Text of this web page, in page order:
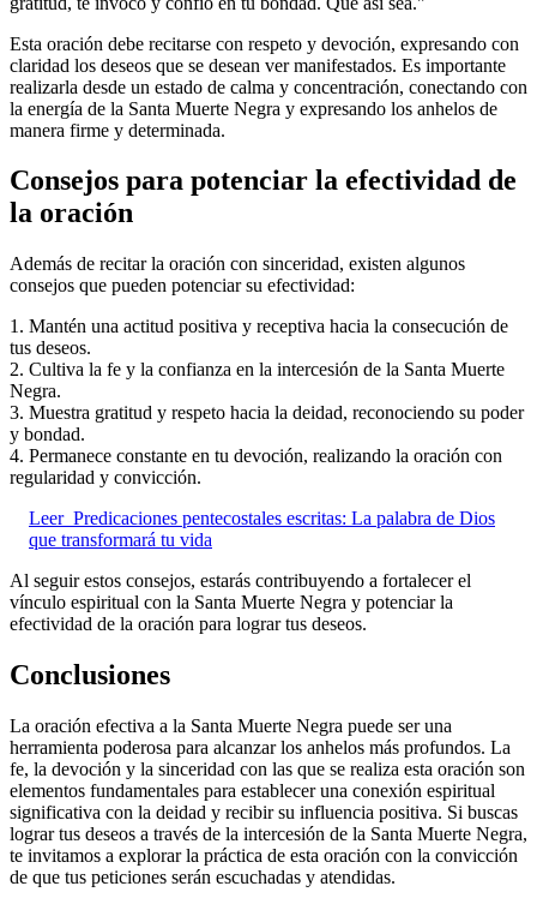
Esta oración debe recitarse con respeto y devoción, expresando con
claridad los deseos que se desean ver manifestados. Es importante
realizarla desde un estado de calma y concentración, conectando con
la energía de la Santa Muerte Negra y expresando los anhelos de
manera firme y determinada.
Consejos para potenciar la efectividad de
la oración
Además de recitar la oración con sinceridad, existen algunos
consejos que pueden potenciar su efectividad:
1. Mantén una actitud positiva y receptiva hacia la consecución de
tus deseos.
2. Cultiva la fe y la confianza en la intercesión de la Santa Muerte
Negra.
3. Muestra gratitud y respeto hacia la deidad, reconociendo su poder
y bondad.
4. Permanece constante en tu devoción, realizando la oración con
regularidad y convicción.
Leer Predicaciones pentecostales escritas: La palabra de Dios
que transformará tu vida
Al seguir estos consejos, estarás contribuyendo a fortalecer el
vínculo espiritual con la Santa Muerte Negra y potenciar la
efectividad de la oración para lograr tus deseos.
Conclusiones
La oración efectiva a la Santa Muerte Negra puede ser una
herramienta poderosa para alcanzar los anhelos más profundos. La
fe, la devoción y la sinceridad con las que se realiza esta oración son
elementos fundamentales para establecer una conexión espiritual
significativa con la deidad y recibir su influencia positiva. Si buscas
lograr tus deseos a través de la intercesión de la Santa Muerte Negra,
te invitamos a explorar la práctica de esta oración con la convicción
de que tus peticiones serán escuchadas y atendidas.